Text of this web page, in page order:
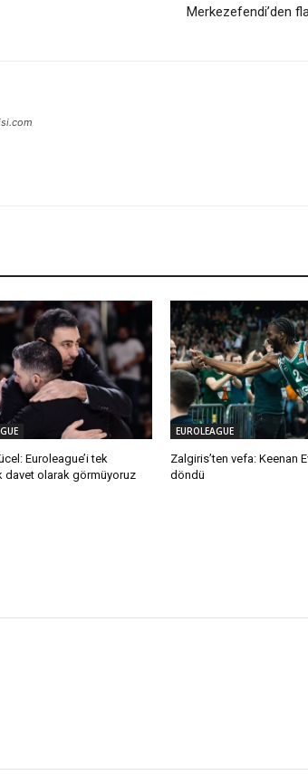
Merkezefendi’den
Euroleague’i tek
davet olarak görmüyoruz
EUROLEAGUE
Zalgiris’ten vefa: Keenan
döndü